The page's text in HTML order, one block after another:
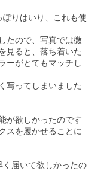
りはいり、これも使
たので、写真では微
見ると、落ち着いた
ーがとてもマッチし
写ってしまいました
が欲しかったのです
スを履かせることに
届いて欲しかったの